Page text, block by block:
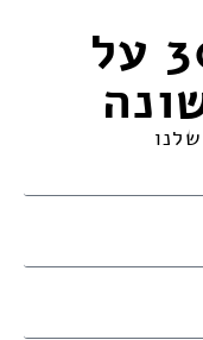
לקבלת 30₪ על